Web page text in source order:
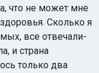
что не может мне
Сколько я
все отвечали-
и страна
только два